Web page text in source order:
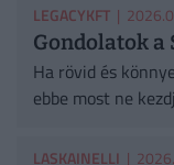
LEGACYKFT |
Gondolatok
Ha rövid és
ebbe most ne
LASKAINELLI |